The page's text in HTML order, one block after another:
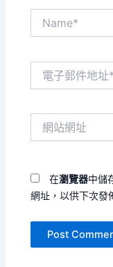
在瀏覽器中儲
網址，以供下次發